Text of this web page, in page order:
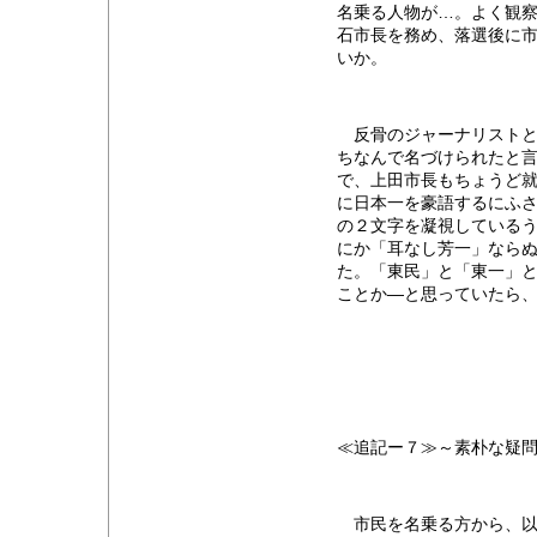
名乗る人物が…。よく観
石市長を務め、落選後に
いか。
反骨のジャーナリスト
ちなんで名づけられたと
で、上田市長もちょうど
に日本一を豪語するにふ
の２文字を凝視している
にか「耳なし芳一」なら
た。「東民」と「東一」
ことか―と思っていたら
≪追記ー７≫～素朴な疑問
市民を名乗る方から、